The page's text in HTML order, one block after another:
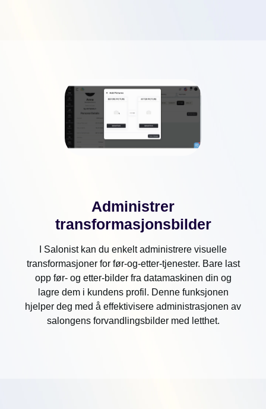
Administrer
transformasjonsbilder
I Salonist kan du enkelt administrere visuelle
transformasjoner for før-og-etter-tjenester. Bare last
opp før- og etter-bilder fra datamaskinen din og
lagre dem i kundens profil. Denne funksjonen
hjelper deg med å effektivisere administrasjonen av
salongens forvandlingsbilder med letthet.